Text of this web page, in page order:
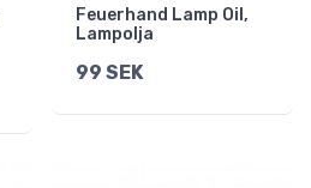
Feuerhand Lamp Oil,
Lampolja
99 SEK